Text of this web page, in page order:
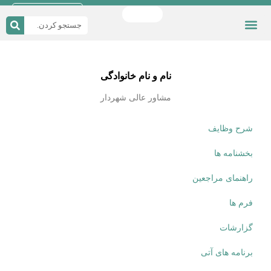
نام و نام خانوادگی
مشاور عالی شهردار
شرح وظایف
بخشنامه ها
راهنمای مراجعین
فرم ها
گزارشات
برنامه های آتی